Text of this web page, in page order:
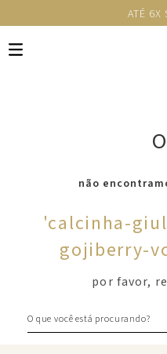
ATÉ 6X
não
'calcinha-
gojiberry-
por favor,